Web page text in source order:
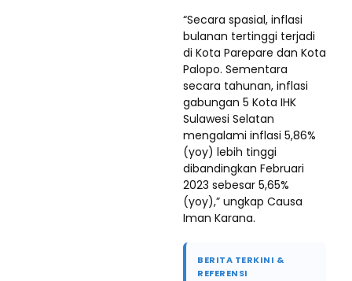
“Secara spasial, inflasi
bulanan tertinggi terjadi
di Kota Parepare dan Kota
Palopo. Sementara
secara tahunan, inflasi
gabungan 5 Kota IHK
Sulawesi Selatan
mengalami inflasi 5,86%
(yoy) lebih tinggi
dibandingkan Februari
2023 sebesar 5,65%
(yoy),” ungkap Causa
Iman Karana.
BERITA TERKINI &
REFERENSI